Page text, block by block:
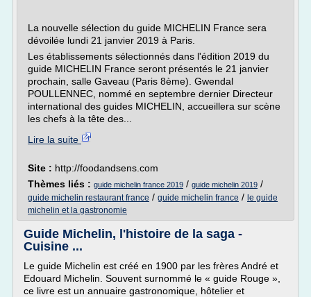
La nouvelle sélection du guide MICHELIN France sera
dévoilée lundi 21 janvier 2019 à Paris.
Les établissements sélectionnés dans l'édition 2019 du
guide MICHELIN France seront présentés le 21 janvier
prochain, salle Gaveau (Paris 8ème). Gwendal
POULLENNEC, nommé en septembre dernier Directeur
international des guides MICHELIN, accueillera sur scène
les chefs à la tête des...
Lire la suite
Site : http://foodandsens.com
Thèmes liés : guide michelin france 2019 / guide michelin 2019 /
guide michelin restaurant france / guide michelin france / le guide
michelin et la gastronomie
Guide Michelin, l'histoire de la saga -
Cuisine ...
Le guide Michelin est créé en 1900 par les frères André et
Edouard Michelin. Souvent surnommé le « guide Rouge »,
ce livre est un annuaire gastronomique, hôtelier et